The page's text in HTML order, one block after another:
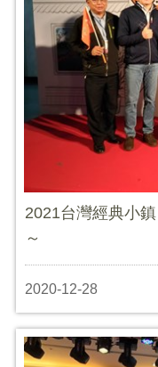
2021台灣經典小
～
2020-12-28